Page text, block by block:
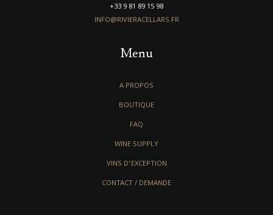
+33 9 81 89 15 98
INFO@RIVIERACELLARS.FR
Menu
A PROPOS
BOUTIQUE
FAQ
WINE SUPPLY
VINS D’EXCEPTION
CONTACT / DEMANDE